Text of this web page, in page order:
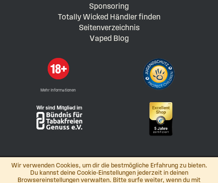
Wir verwenden Cookies, um dir die bestmögliche Erfahrung zu bieten.
Du kannst deine Cookie-Einstellungen jederzeit in deinen
Browsereinstellungen verwalten. Bitte surfe weiter, wenn du mit
Sponsoring
Totally Wicked Händler finden
Seitenverzeichnis
Vaped Blog
Mehr Informationen